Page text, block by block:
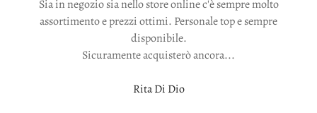
Sia in negozio sia nello store online c'è sempre molto
assortimento e prezzi ottimi. Personale top e sempre
disponibile.
Sicuramente acquisterò ancora...
Rita Di Dio